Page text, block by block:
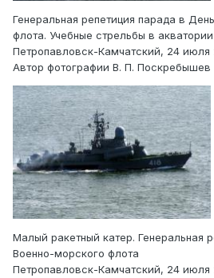
Генеральная репетиция парада в
флота. Учебные стрельбы в
Петропавловск-Камчатский, 24 июля
Автор фотографии В. П. Поскребышев
Малый ракетный катер. Генеральная
Военно-морского флота
Петропавловск-Камчатский, 24 июля